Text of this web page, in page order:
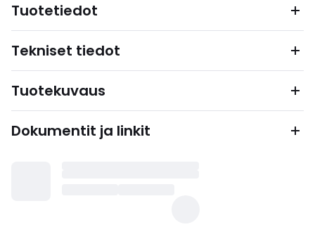
Tuotetiedot
Tekniset tiedot
Tuotekuvaus
Dokumentit ja linkit